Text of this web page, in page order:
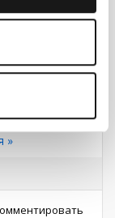
с массивом,
Текущая
2 Страница
3
»